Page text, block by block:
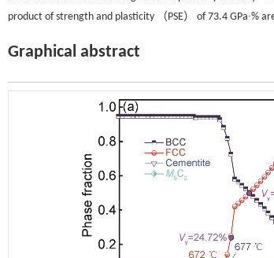
product of strength and plasticity （PSE） of 73.4 GPa∙%
Graphical abstract